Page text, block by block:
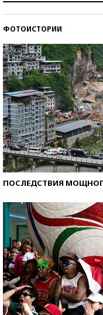
ФОТОИСТОРИИ
ПОСЛЕДСТВИЯ